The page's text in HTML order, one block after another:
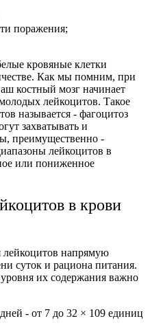
поражения;
кровяные клетки
Как мы помним, при
костный мозг начинает
лейкоцитов. Такое
называется - фагоцитоз
захватывать и
преимущественно -
лейкоцитов в
или пониженное
в крови
лейкоцитов напрямую
суток и рациона питания.
их содержания важно
- от 7 до 32 × 109 единиц